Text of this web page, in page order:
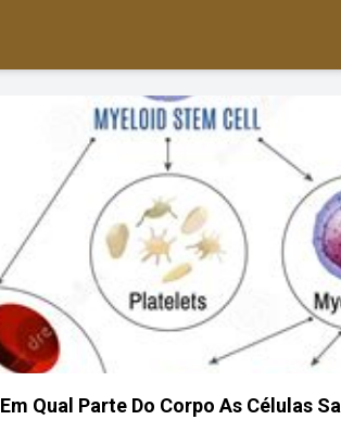
Em Qual Parte Do Corpo As Células